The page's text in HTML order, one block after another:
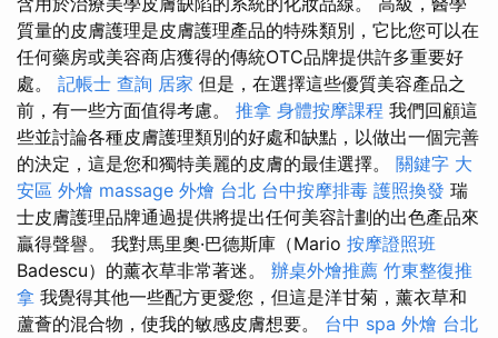
質量的皮膚護理是皮膚護理產品的特殊類別，它比您可以在
任何藥房或美容商店獲得的傳統OTC品牌提供許多重要好
處。 記帳士 查詢 居家 但是，在選擇這些優質美容產品之
前，有一些方面值得考慮。 推拿 身體按摩課程 我們回顧這
些並討論各種皮膚護理類別的好處和缺點，以做出一個完善
的決定，這是您和獨特美麗的皮膚的最佳選擇。 關鍵字 大
安區 外燴 massage 外燴 台北 台中按摩排毒 護照換發 瑞
士皮膚護理品牌通過提供將提出任何美容計劃的出色產品來
贏得聲譽。 我對馬里奧·巴德斯庫（Mario 按摩證照班
Badescu）的薰衣草非常著迷。 辦桌外燴推薦 竹東整復推
拿 我覺得其他一些配方更愛您，但這是洋甘菊，薰衣草和
蘆薈的混合物，使我的敏感皮膚想要。 台中 spa 外燴 台北